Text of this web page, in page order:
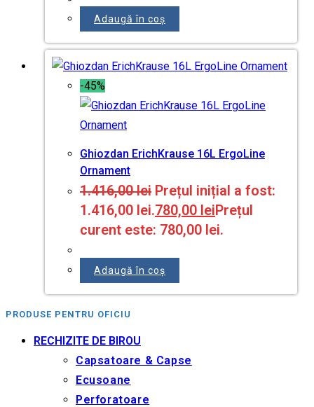
Adaugă în coș
-45%
Ghiozdan ErichKrause 16L ErgoLine
Ornament
1.416,00lei Prețul inițial a fost:
1.416,00 lei.780,00 leiPrețul
curent este: 780,00 lei.
Adaugă în coș
PRODUSE PENTRU OFICIU
RECHIZITE DE BIROU
Capsatoare & Capse
Ecusoane
Perforatoare